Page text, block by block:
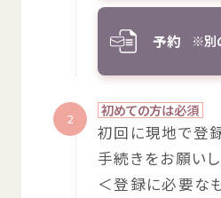
予約 ※別
2 初めての方は必須
初回 に現地で登
手続きをお願い
＜登録に必要な